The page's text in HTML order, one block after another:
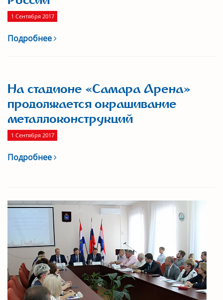
1 Сентября 2017
Подробнее
На стадионе «Самара Арена»
продолжается окрашивание
металлоконструкций
1 Сентября 2017
Подробнее